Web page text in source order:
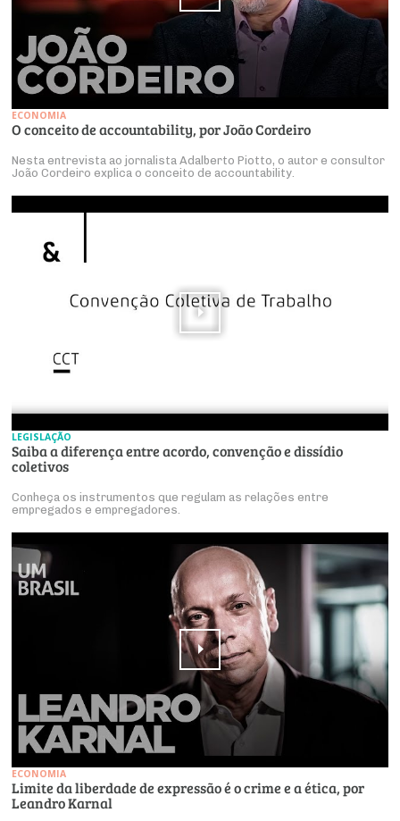
ECONOMIA
O conceito de accountability, por João Cordeiro
Nesta entrevista ao jornalista Adalberto Piotto, o autor e consultor
João Cordeiro explica o conceito de accountability.
LEGISLAÇÃO
Saiba a diferença entre acordo, convenção e dissídio
coletivos
Conheça os instrumentos que regulam as relações entre
empregados e empregadores.
ECONOMIA
Limite da liberdade de expressão é o crime e a ética, por
Leandro Karnal